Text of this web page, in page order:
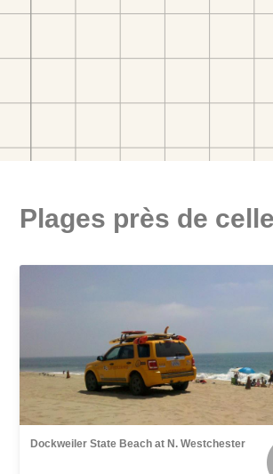
Plages près de
Dockweiler State Beach at N. Westchester